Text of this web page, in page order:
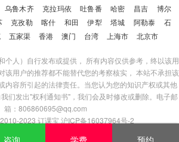
乌鲁木齐 克拉玛依 吐鲁番 哈密 昌吉
博尔
克孜勒 喀什 和田 伊犁 塔城 阿勒泰
石
五家渠 香港 澳门 台湾 上海市 北京市
个人）自行发布或提供， 所有内容仅供参考，终以该用
该用户的推荐都不能替代您的考察核实， 本站不承担该
内容所引起的法律责任。当您认为您的知识产权或其他
们发出"权利通知书"，我们会及时修改或删除。电子邮
箱：806860695@qq.com
2023 订课宝 沪ICP备16037964号-2
咨询 学费 预约